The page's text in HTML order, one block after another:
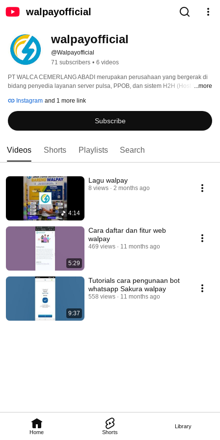
walpayofficial
Home Shorts
Library
walpayofficial
@Walpayofficial
71 subscribers • 6 videos
PT WALCA CEMERLANG ABADI merupakan perusahaan yang bergerak di
bidang penyedia layanan server pulsa, PPOB, dan sistem H2H (Host to ...more
Instagram and 1 more link
Subscribe
Videos Shorts Playlists Search
4:14
Lagu walpay
8 views 2 months ago
5:29
Cara daftar dan fitur web
walpay
469 views 11 months ago
9:37
Tutorials cara pengunaan bot
whatsapp Sakura walpay
558 views 11 months ago